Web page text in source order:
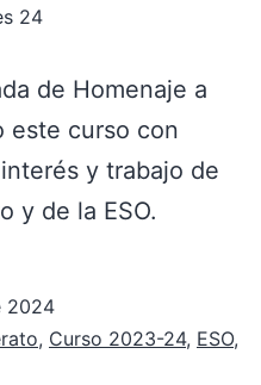
24
de Homenaje a
este curso con
y trabajo de
y de la ESO.
2024
, Curso 2023-24, ESO,